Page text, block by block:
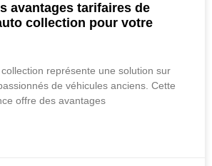
avantages tarifaires de
collection pour votre
représente une solution sur
de véhicules anciens. Cette
offre des avantages